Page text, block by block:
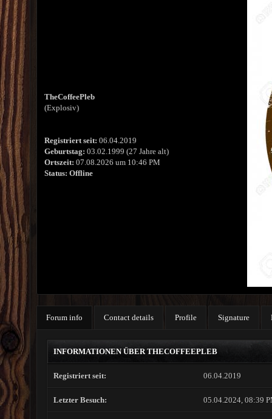
TheCoffeePleb
(Explosiv)
Registriert seit: 06.04.2019
Geburtstag: 03.02.1999 (27 Jahre alt)
Ortszeit: 07.08.2026 um 10:46 PM
Status: Offline
Forum info Contact details Profile Signature
INFORMATIONEN ÜBER THECOFFEEPLEB
Registriert seit: 06.04.2019
Letzter Besuch: 05.04.2024, 08:39